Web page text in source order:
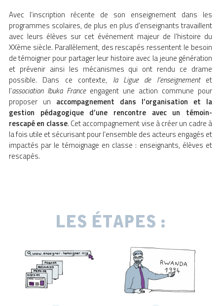
Avec l’inscription récente de son enseignement dans les
programmes scolaires, de plus en plus d’enseignants travaillent
avec leurs élèves sur cet événement majeur de l’histoire du
XXème siècle. Parallèlement, des rescapés ressentent le besoin
de témoigner pour partager leur histoire avec la jeune génération
et prévenir ainsi les mécanismes qui ont rendu ce drame
possible. Dans ce contexte, la Ligue de l’enseignementet
l’association Ibuka Franceengagent une action commune pour
proposer un accompagnement dans l’organisation et la
gestion pédagogique d’une rencontre avec un témoin-
rescapé en classe. Cet accompagnement vise à créer un cadre à
la fois utile et sécurisant pour l’ensemble des acteurs engagés et
impactés par le témoignage en classe : enseignants, élèves et
rescapés.
Les étapes :